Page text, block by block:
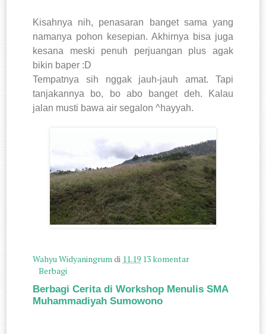
Kisahnya nih, penasaran banget sama yang
namanya pohon kesepian. Akhirnya bisa juga
kesana meski penuh perjuangan plus agak
bikin baper :D
Tempatnya sih nggak jauh-jauh amat. Tapi
tanjakannya bo, bo abo banget deh. Kalau
jalan musti bawa air segalon ^hayyah.
Wahyu Widyaningrumdi 11.19 13 komentar
Berbagi
Berbagi Cerita di Workshop Menulis SMA
Muhammadiyah Sumowono